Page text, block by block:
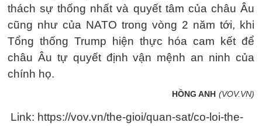
thách sự thống nhất và quyết tâm của châu Âu
cũng như của NATO trong vòng 2 năm tới, khi
Tổng thống Trump hiện thực hóa cam kết để
châu Âu tự quyết định vận mệnh an ninh của
chính họ.
HỒNG ANH (VOV.VN)
Link: https://vov.vn/the-gioi/quan-sat/co-loi-the-